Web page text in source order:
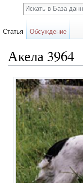
Акела 3964
Карточка
собаки
Статья Обсуждение
Поиск